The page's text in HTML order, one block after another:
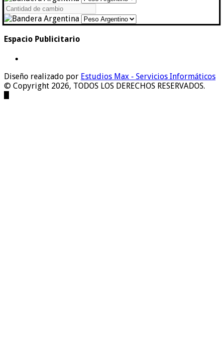
Espacio Publicitario
Diseño realizado por Estudios Max - Servicios Informáticos
© Copyright 2026, TODOS LOS DERECHOS RESERVADOS.